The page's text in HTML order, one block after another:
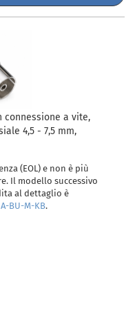
connessione a vite,
4,5 - 7,5 mm,
(EOL) e non è più
Il modello successivo
al dettaglio è
A-BU-M-KB.